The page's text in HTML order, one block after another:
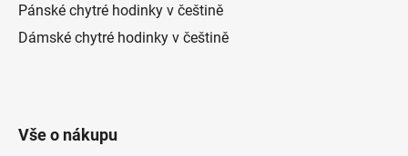
Pánské chytré hodinky v češtině
Dámské chytré hodinky v češtině
Vše o nákupu